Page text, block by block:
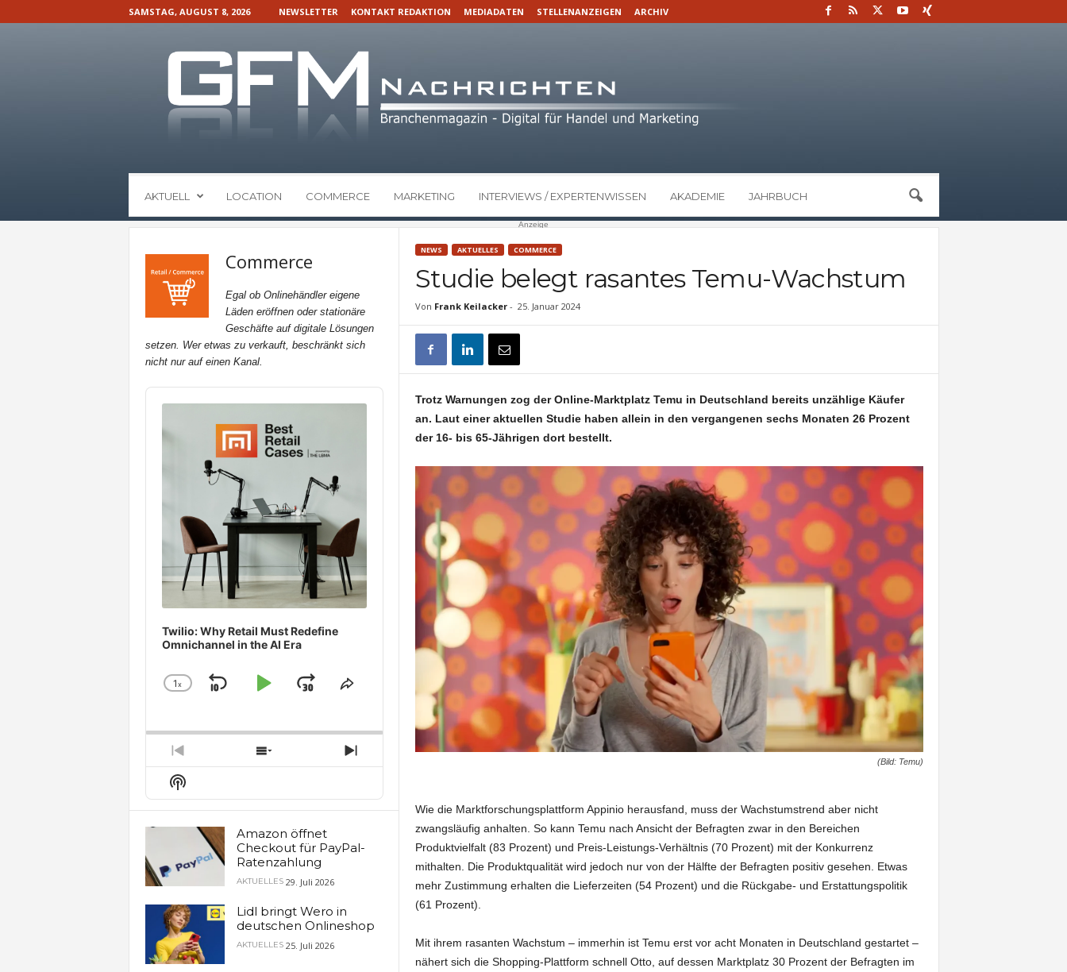
SAMSTAG, AUGUST 8, 2026 NEWSLETTER KONTAKT REDAKTION MEDIADATEN STELLENANZEIGEN ARCHIV
M
N
AKTUELL LOCATION COMMERCE MARKETING INTERVIEWS / EXPERTENWISSEN AKADEMIE JAHRBUCH
Anzeige
NEWS AKTUELLES COMMERCE
Studie belegt rasantes Temu-Wachstum
Von Frank Keilacker- 25. Januar 2024
Trotz Warnungen zog der Online-Marktplatz Temu in Deutschland bereits unzählige Käufer
an. Laut einer aktuellen Studie haben allein in den vergangenen sechs Monaten 26 Prozent
der 16- bis 65-Jährigen dort bestellt.
(Bild: Temu)
Wie die Marktforschungsplattform Appinio herausfand, muss der Wachstumstrend aber nicht
zwangsläufig anhalten. So kann Temu nach Ansicht der Befragten zwar in den Bereichen
Produktvielfalt (83 Prozent) und Preis-Leistungs-Verhältnis (70 Prozent) mit der Konkurrenz
mithalten. Die Produktqualität wird jedoch nur von der Hälfte der Befragten positiv gesehen. Etwas
mehr Zustimmung erhalten die Lieferzeiten (54 Prozent) und die Rückgabe- und Erstattungspolitik
(61 Prozent).
Mit ihrem rasanten Wachstum – immerhin ist Temu erst vor acht Monaten in Deutschland gestartet –
nähert sich die Shopping-Plattform schnell Otto, auf dessen Marktplatz 30 Prozent der Befragten im
Commerce
Egal ob Onlinehändler eigene
Läden eröffnen oder stationäre
Geschäfte auf digitale Lösungen
setzen. Wer etwas zu verkauft, beschränkt sich
nicht nur auf einen Kanal.
Audio
Player
Twilio: Why Retail Must Redefine
Omnichannel in the AI Era
Change
1x
SkipPlayJumpShare
Previous
Episode
Show
Episodes
Next
Episode
Show
Podcast
Information
Amazon öffnet
Checkout für PayPal-
Ratenzahlung
AKTUELLES 29. Juli 2026
Lidl bringt Wero in
deutschen Onlineshop
AKTUELLES 25. Juli 2026